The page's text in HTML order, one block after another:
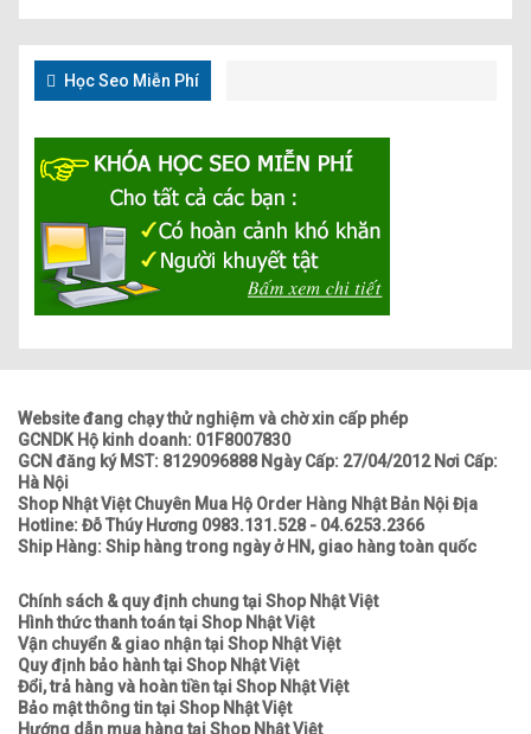
Học Seo Miễn Phí
Website đang chạy thử nghiệm và chờ xin cấp phép
GCNDK Hộ kinh doanh: 01F8007830
GCN đăng ký MST: 8129096888 Ngày Cấp: 27/04/2012 Nơi Cấp:
Hà Nội
Shop Nhật Việt Chuyên Mua Hộ Order Hàng Nhật Bản Nội Địa
Hotline: Đỗ Thúy Hương 0983.131.528 - 04.6253.2366
Ship Hàng: Ship hàng trong ngày ở HN, giao hàng toàn quốc
Chính sách & quy định chung tại Shop Nhật Việt
Hình thức thanh toán tại Shop Nhật Việt
Vận chuyển & giao nhận tại Shop Nhật Việt
Quy định bảo hành tại Shop Nhật Việt
Đổi, trả hàng và hoàn tiền tại Shop Nhật Việt
Bảo mật thông tin tại Shop Nhật Việt
Hướng dẫn mua hàng tại Shop Nhật Việt